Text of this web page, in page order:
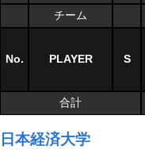
チーム
No. PLAYER S
合計
日本経済大学